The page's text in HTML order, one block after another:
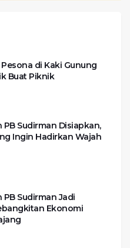
di Kaki Gunung
Buat Piknik
PB Sudirman Disiapkan,
Ingin Hadirkan Wajah
PB Sudirman Jadi
Ekonomi